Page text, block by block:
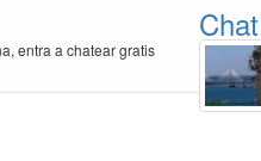
entra a chatear gratis